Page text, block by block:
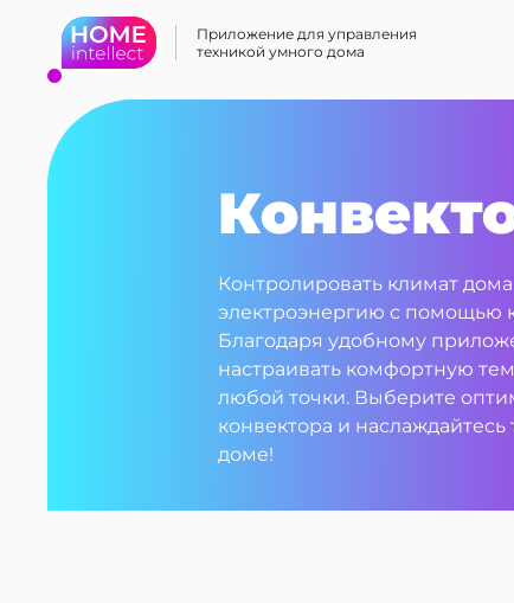
Приложение для управления
техникой умного дома
Контролировать климат
электроэнергию с помощью
Благодаря удобному
настраивать комфортную
любой точки. Выберите
конвектора и
доме!